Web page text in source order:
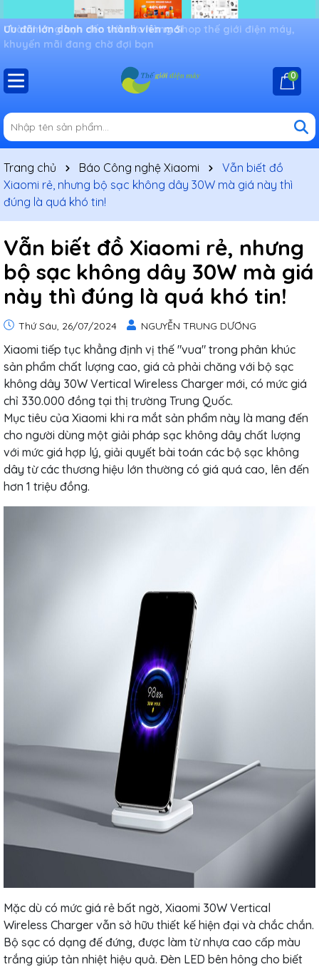
Ưu đãi lớn dành cho thành viên mới
0
Trang chủ Báo Công nghệ Xiaomi
Vẫn biết đồ
Xiaomi rẻ, nhưng bộ sạc không dây 30W mà giá này thì
đúng là quá khó tin!
Vẫn biết đồ Xiaomi rẻ, nhưng
bộ sạc không dây 30W mà giá
này thì đúng là quá khó tin!
Thứ Sáu, 26/07/2024 NGUYỄN TRUNG DƯƠNG
Xiaomi tiếp tục khẳng định vị thế "vua" trong phân khúc
sản phẩm chất lượng cao, giá cả phải chăng với bộ sạc
không dây 30W Vertical Wireless Charger mới, có mức giá
chỉ 330.000 đồng tại thị trường Trung Quốc.
Mục tiêu của Xiaomi khi ra mắt sản phẩm này là mang đến
cho người dùng một giải pháp sạc không dây chất lượng
với mức giá hợp lý, giải quyết bài toán các bộ sạc không
dây từ các thương hiệu lớn thường có giá quá cao, lên đến
hơn 1 triệu đồng.
Mặc dù có mức giá rẻ bất ngờ, Xiaomi 30W Vertical
Wireless Charger vẫn sở hữu thiết kế hiện đại và chắc chắn.
Bộ sạc có dạng đế đứng, được làm từ nhựa cao cấp màu
trắng giúp tản nhiệt hiệu quả. Đèn LED bên hông cho biết